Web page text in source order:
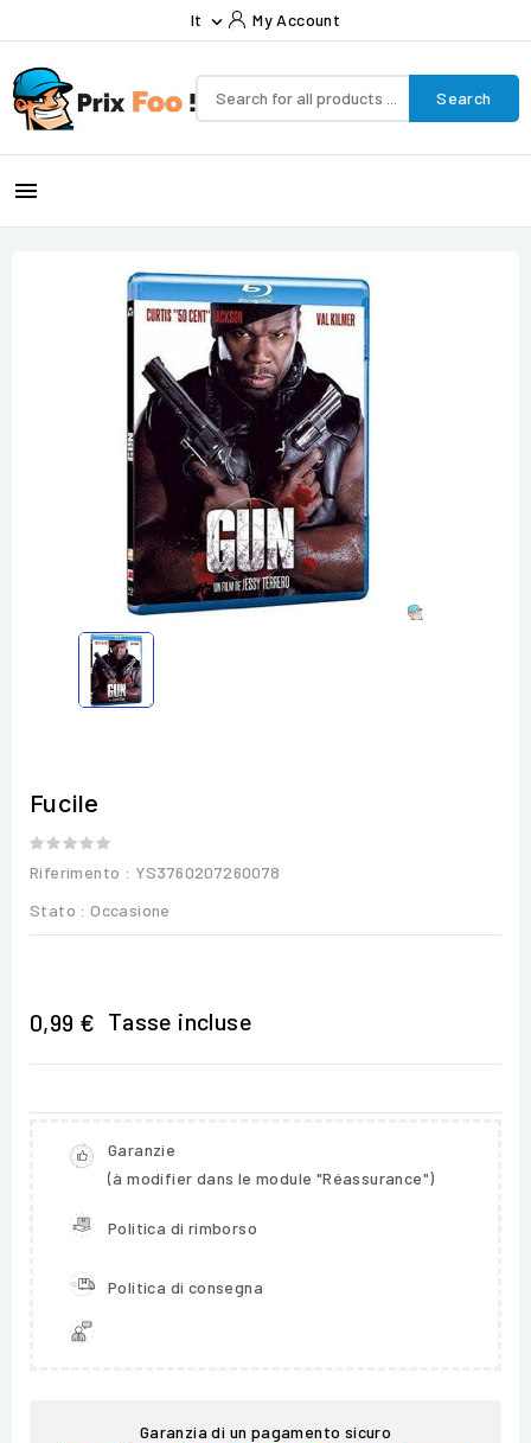
It  My Account
Search

Fucile
Riferimento : YS3760207260078
Stato : Occasione
0,99 € Tasse incluse
Garanzie
(à modifier dans le module "Réassurance")
Politica di rimborso
Politica di consegna
Garanzia di un pagamento sicuro